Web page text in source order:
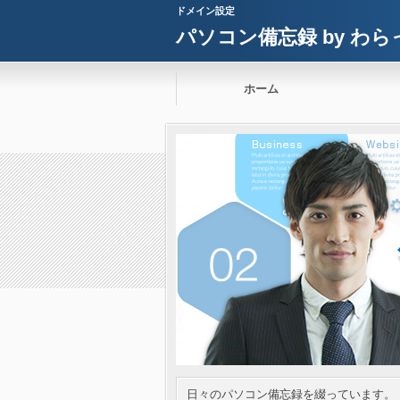
ドメイン設定
パソコン備忘録 by わら
ホーム
日々のパソコン備忘録を綴っています。